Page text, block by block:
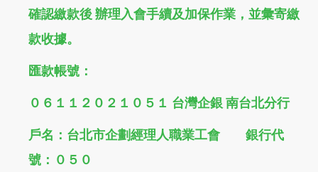
確認繳款後 辦理入會手續及加保作業，並彙寄繳
款收據。
匯款帳號：
０６１１２０２１０５１ 台灣企銀 南台北分行
戶名：台北市企劃經理人職業工會 銀行代
號：０５０